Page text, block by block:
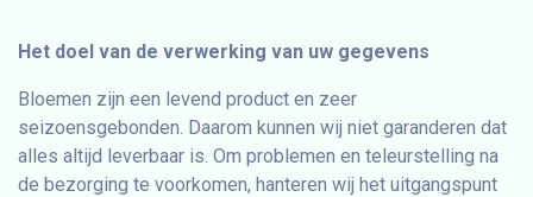
Het doel van de verwerking van uw gegevens
Bloemen zijn een levend product en zeer
seizoensgebonden. Daarom kunnen wij niet garanderen dat
alles altijd leverbaar is. Om problemen en teleurstelling na
de bezorging te voorkomen, hanteren wij het uitgangspunt